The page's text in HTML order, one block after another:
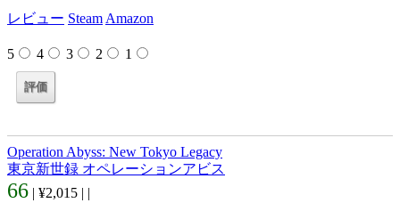
レビュー Steam Amazon
5 4 3 2 1
Operation Abyss: New Tokyo Legacy
東京新世録 オペレーションアビス
66 | ¥2,015 | |